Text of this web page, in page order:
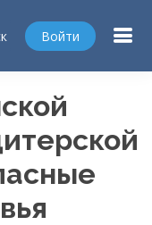
Войти